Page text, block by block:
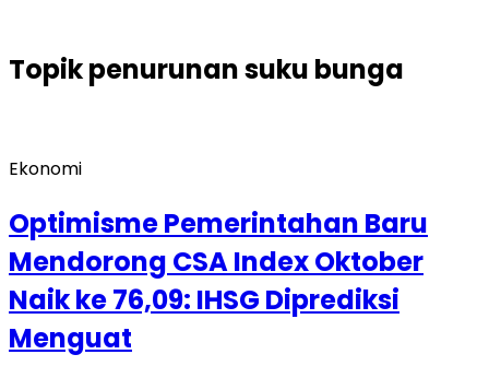
Topikpenurunan suku bunga
Ekonomi
Optimisme Pemerintahan Baru
Mendorong CSA Index Oktober
Naik ke 76,09: IHSG Diprediksi
Menguat